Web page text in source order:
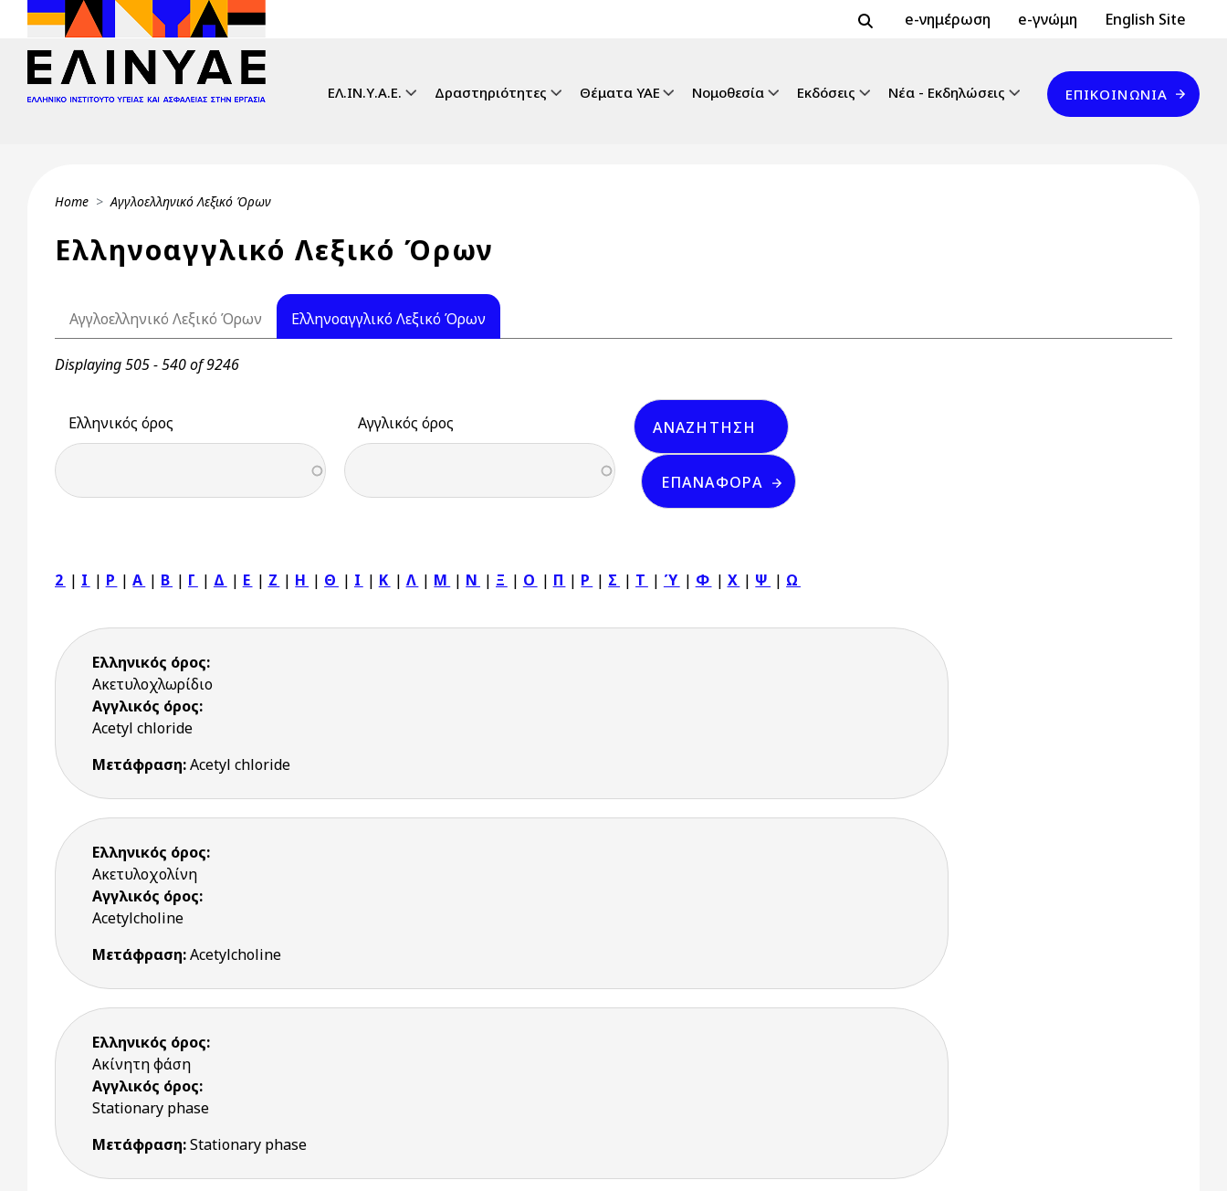
Skip to main content Header Top 2
e-νημέρωση e-γνώμη Header Top
English Site
ΕΛ.ΙΝ.Υ.Α.Ε. Δραστηριότητες Θέματα ΥΑΕ Νομοθεσία Εκδόσεις Νέα - Εκδηλώσεις
Επικοινωνία
ΕΠΙΚΟΙΝΩΝΊΑ
Breadcrumb
Home Αγγλοελληνικό Λεξικό Όρων
Ελληνοαγγλικό Λεξικό Όρων
Primary tabs
Αγγλοελληνικό Λεξικό Όρων Ελληνοαγγλικό Λεξικό Όρων
Displaying 505 - 540 of 9246
Ελληνικός όρος Αγγλικός όρος
2 | I | P |Α | Β | Γ | Δ | Ε | Ζ | Η | Θ | Ι | Κ | Λ | Μ | Ν | Ξ | Ο | Π | Ρ | Σ | Τ | Ύ | Φ | Χ | Ψ | Ω
Ελληνικός όρος:
Ακετυλοχλωρίδιο
Αγγλικός όρος:
Acetyl chloride
Μετάφραση:Acetyl chloride
Ελληνικός όρος:
Ακετυλοχολίνη
Αγγλικός όρος:
Acetylcholine
Μετάφραση:Acetylcholine
Ελληνικός όρος:
Ακίνητη φάση
Αγγλικός όρος:
Stationary phase
Μετάφραση:Stationary phase